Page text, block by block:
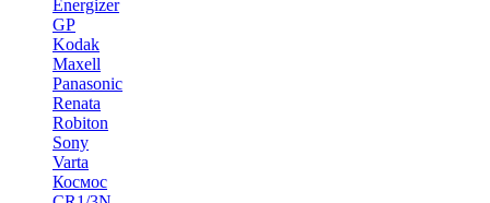
Energizer
GP
Kodak
Maxell
Panasonic
Renata
Robiton
Sony
Varta
Космос